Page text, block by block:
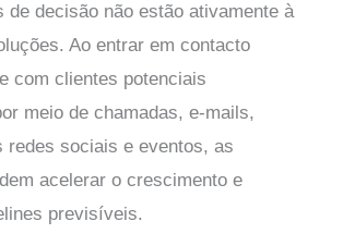
de decisão não estão ativamente à
Ao entrar em contacto
com clientes potenciais
meio de chamadas, e-mails,
redes sociais e eventos, as
acelerar o crescimento e
previsíveis.